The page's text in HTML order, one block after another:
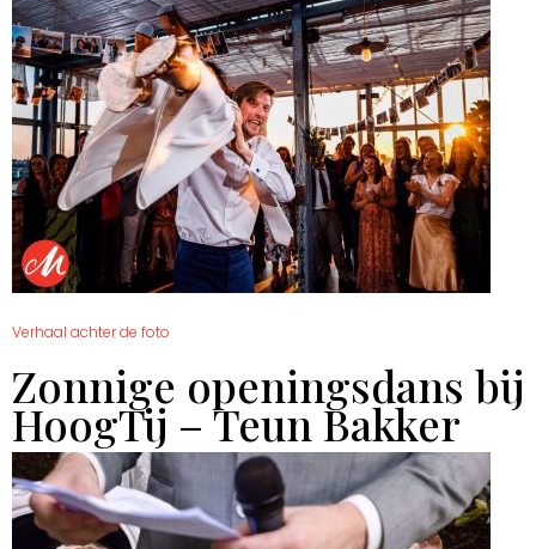
Verhaal achter de foto
Zonnige openingsdans bij
HoogTij – Teun Bakker